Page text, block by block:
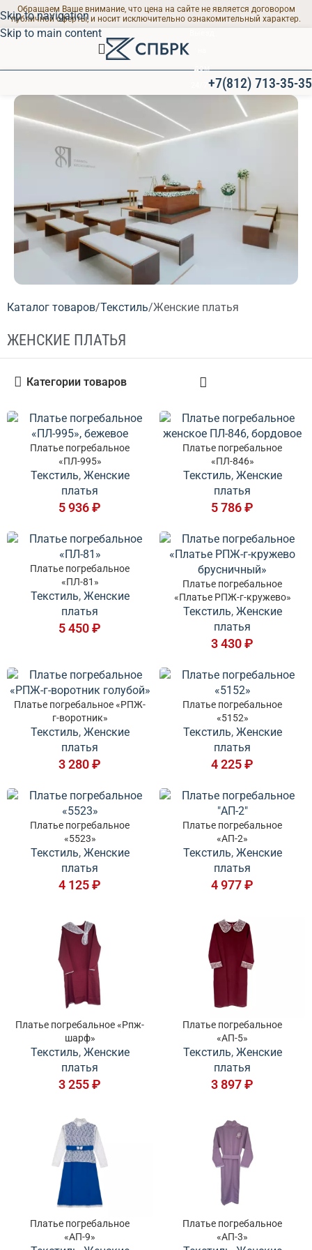
Skip to navigation
Skip to main content
Обращаем Ваше внимание, что цена на сайте не является договором
публичной оферты, и носит исключительно ознакомительный характер.
+7(812) 713-35-35
ПРОЩАЛЬНЫЕ ЗАЛЫ
Современные залы для траурных мероприятий
Каталог товаров Текстиль Женские платья
ЖЕНСКИЕ ПЛАТЬЯ
Категории товаров
Платье погребальное
«ПЛ-995»
Текстиль, Женские
платья
5 936₽
Платье погребальное
«ПЛ-846»
Текстиль, Женские
платья
5 786₽
Платье погребальное
«ПЛ-81»
Текстиль, Женские
платья
5 450₽
Платье погребальное
«Платье РПЖ-г-кружево»
Текстиль, Женские
платья
3 430₽
Платье погребальное «РПЖ-
г-воротник»
Текстиль, Женские
платья
3 280₽
Платье погребальное
«5152»
Текстиль, Женские
платья
4 225₽
Платье погребальное
«5523»
Текстиль, Женские
платья
4 125₽
Платье погребальное
«АП-2»
Текстиль, Женские
платья
4 977₽
Платье погребальное «Рпж-
шарф»
Текстиль, Женские
платья
3 255₽
Платье погребальное
«АП-5»
Текстиль, Женские
платья
3 897₽
Платье погребальное
«АП-9»
Платье погребальное
«АП-3»